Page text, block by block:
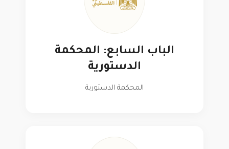
الباب السابع: المحكمة
الدستورية
المحكمة الدستورية